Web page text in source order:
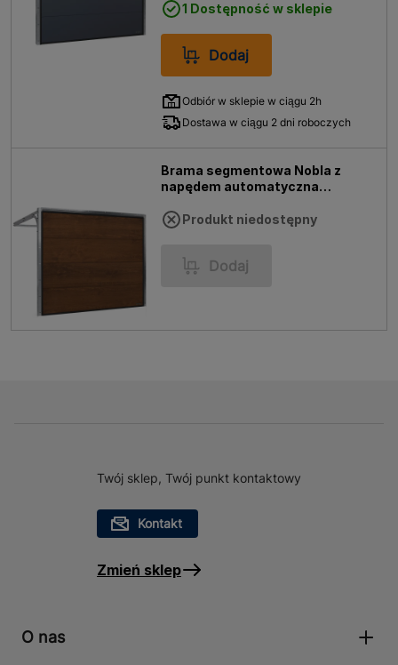
1 Dostępność w sklepie
Dodaj
Odbiór w sklepie w ciągu 2h
Dostawa w ciągu 2 dni roboczych
Brama segmentowa Nobla z
napędem automatyczna
Produkt niedostępny
Dodaj
Twój sklep, Twój punkt kontaktowy
Kontakt
Zmień sklep
O nas